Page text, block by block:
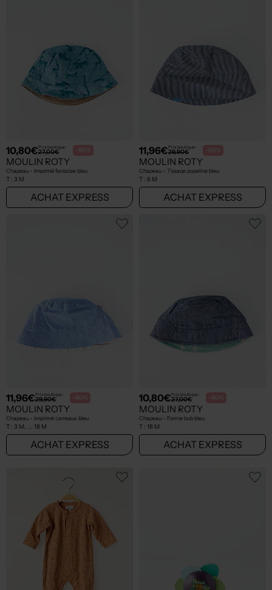
10,80€Prix boutique :
27,00€ -60%
MOULIN ROTY
Chapeau - Imprimé fantaisie bleu
T : 3 M
ACHAT EXPRESS
11,96€Prix boutique :
29,90€ -60%
MOULIN ROTY
Chapeau - Tissage popeline bleu
T : 6 M
ACHAT EXPRESS
11,96€Prix boutique :
29,90€ -60%
MOULIN ROTY
Chapeau - Imprimé carreaux bleu
T : 3 M, ... 18 M
ACHAT EXPRESS
10,80€Prix boutique :
27,00€ -60%
MOULIN ROTY
Chapeau - Forme bob bleu
T : 18 M
ACHAT EXPRESS